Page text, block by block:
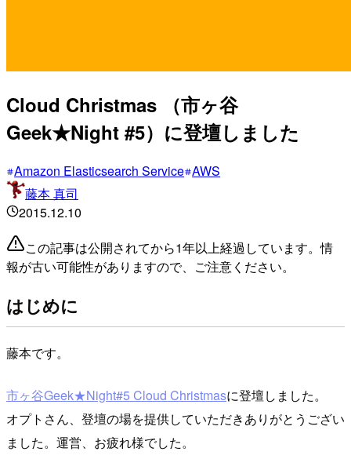
Cloud Christmas （市ヶ谷
Geek★Night #5）に登壇しました
Amazon Elasticsearch Service AWS
藤本 真司
2015.12.10
この記事は公開されてから1年以上経過しています。情
報が古い可能性がありますので、ご注意ください。
はじめに
藤本です。
市ヶ谷Geek★Night#5 Cloud Christmasに登壇しました。
オプトさん、登壇の場を提供していただきありがとうござい
ました。運営、お疲れ様でした。